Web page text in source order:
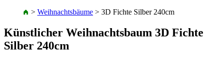
> Weihnachtsbäume > 3D Fichte Silber 240cm
Künstlicher Weihnachtsbaum 3D Fichte
Silber 240cm